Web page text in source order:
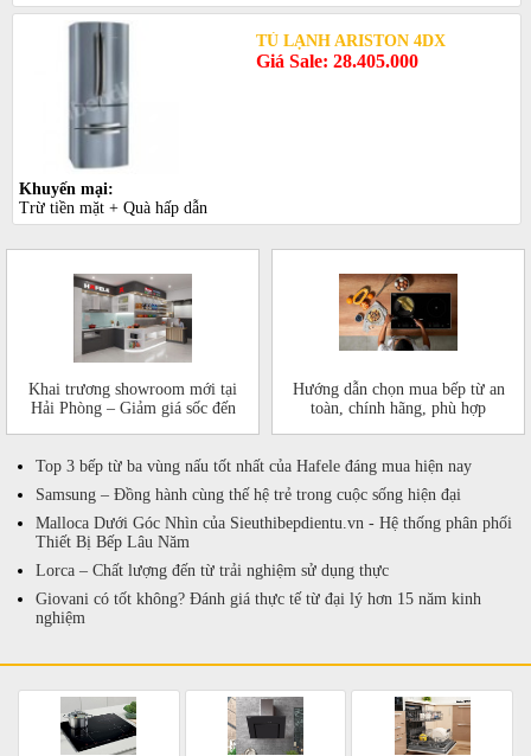
TỦ LẠNH ARISTON 4DX
Giá Sale: 28.405.000
Khuyến mại:
Trừ tiền mặt + Quà hấp dẫn
Khai trương showroom mới tại
Hải Phòng – Giảm giá sốc đến
Hướng dẫn chọn mua bếp từ an
toàn, chính hãng, phù hợp
Top 3 bếp từ ba vùng nấu tốt nhất của Hafele đáng mua hiện nay
Samsung – Đồng hành cùng thế hệ trẻ trong cuộc sống hiện đại
Malloca Dưới Góc Nhìn của Sieuthibepdientu.vn - Hệ thống phân phối
Thiết Bị Bếp Lâu Năm
Lorca – Chất lượng đến từ trải nghiệm sử dụng thực
Giovani có tốt không? Đánh giá thực tế từ đại lý hơn 15 năm kinh
nghiệm